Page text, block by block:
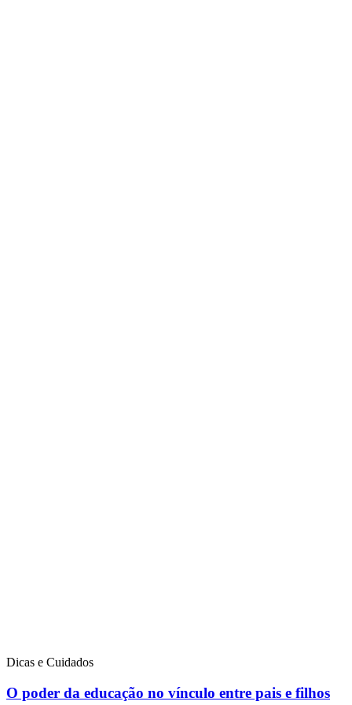
Dicas e Cuidados
O poder da educação no vínculo entre pais e filhos